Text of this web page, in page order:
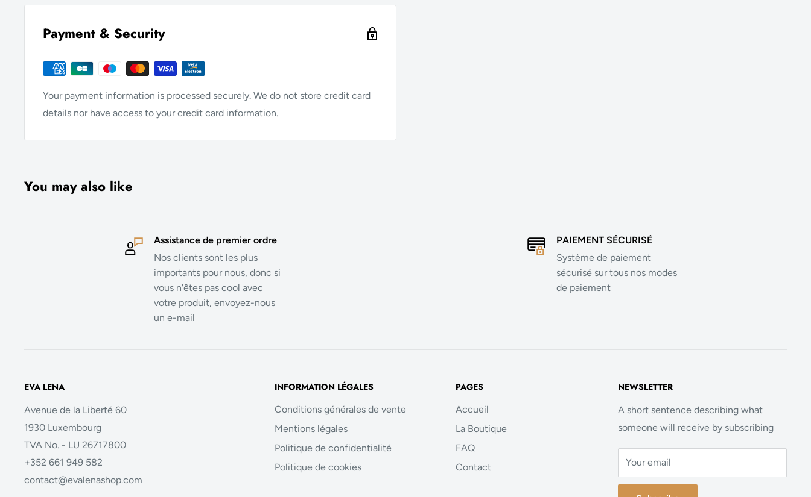
Payment & Security
Your payment information is processed securely. We do not store credit card
details nor have access to your credit card information.
You may also like
Assistance de premier ordre
Nos clients sont les plus
importants pour nous, donc si
vous n'êtes pas cool avec
votre produit, envoyez-nous
un e-mail
PAIEMENT SÉCURISÉ
Système de paiement
sécurisé sur tous nos modes
de paiement
EVA LENA
Avenue de la Liberté 60
1930 Luxembourg
TVA No. - LU 26717800
+352 661 949 582
contact@evalenashop.com
INFORMATION LÉGALES
Conditions générales de vente
Mentions légales
Politique de confidentialité
Politique de cookies
PAGES
Accueil
La Boutique
FAQ
Contact
NEWSLETTER
A short sentence describing what
someone will receive by subscribing
Your email